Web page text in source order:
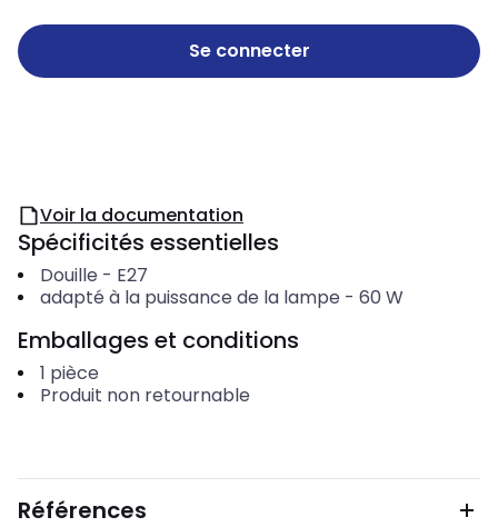
Se connecter
Voir la documentation
Spécificités essentielles
Douille - E27
adapté à la puissance de la lampe - 60 W
Emballages et conditions
1 pièce
Produit non retournable
Références